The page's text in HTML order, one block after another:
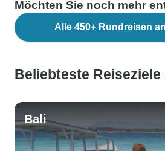
Möchten Sie noch mehr
Alle 450+ Rundreisen
Beliebteste
Bali